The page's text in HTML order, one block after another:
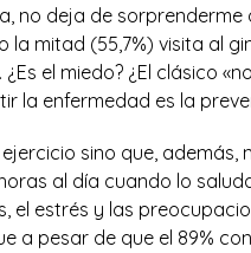
no deja de sorprenderme
mitad (55,7%) visita al
el miedo? ¿El clásico
enfermedad es la
sino que, además,
al día cuando lo
el estrés y las
a pesar de que el 89%